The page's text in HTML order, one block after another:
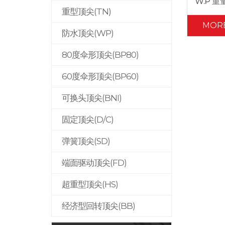
重型顶尖(TN)
防水顶尖(WP)
80度伞形顶尖(BP80)
60度伞形顶尖(BP60)
可换头顶尖(BNI)
固定顶尖(D/C)
弹簧顶尖(SD)
端面驱动顶尖(FD)
超重型顶尖(HS)
经济型回转顶尖(BB)